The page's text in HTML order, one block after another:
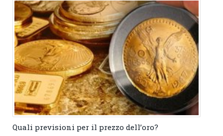
Quali previsioni per il prezzo dell’oro?